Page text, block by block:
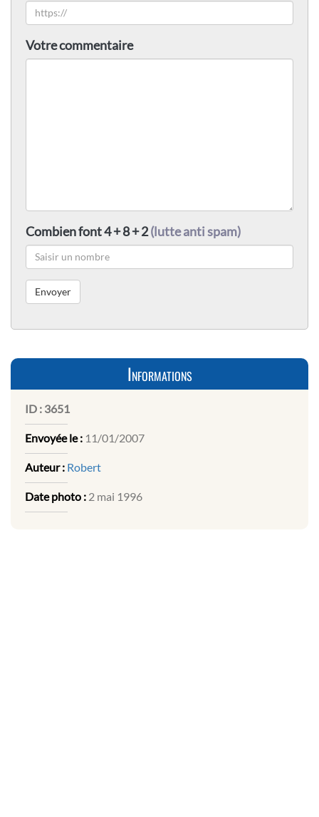
Votre commentaire
Combien font 4 + 8 + 2(lutte anti spam)
Informations
ID : 3651
Envoyée le : 11/01/2007
Auteur : Robert
Date photo : 2 mai 1996